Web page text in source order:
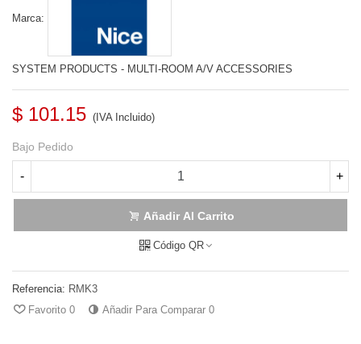
Marca:
SYSTEM PRODUCTS - MULTI-ROOM A/V ACCESSORIES
$ 101.15 (IVA Incluido)
Bajo Pedido
- +
Añadir Al Carrito
Código QR
Referencia: RMK3
Favorito 0 Añadir Para Comparar 0